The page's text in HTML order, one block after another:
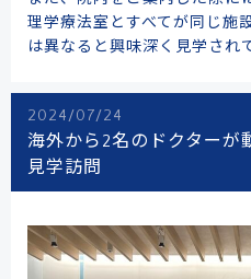
理学療法室とすべてが同じ施
は異なると興味深く見学され
2024/07/24
海外から2名のドクターが
見学訪問